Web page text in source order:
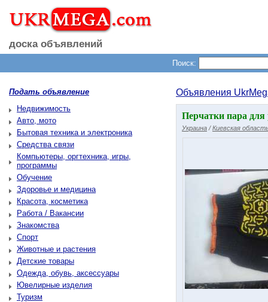
доска объявлений
Поиск:
Подать объявление
Недвижимость
Авто, мото
Бытовая техника и электроника
Средства связи
Компьютеры, оргтехника, игры,
программы
Обучение
Здоровье и медицина
Красота, косметика
Работа / Вакансии
Знакомства
Спорт
Животные и растения
Детские товары
Одежда, обувь, аксессуары
Ювелирные изделия
Туризм
Объявления
Перчатки пара
Украина /Киевская